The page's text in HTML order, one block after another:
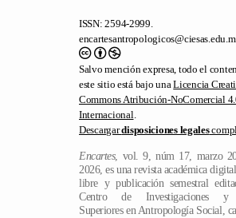
ISSN: 2594-2999.
Salvo mención expresa, todo el
este sitio está bajo unaLicencia
Commons Atribución-NoComercial
Internacional
Descargardisposiciones legales
Encartes, vol. 9, núm 17, marzo
2026, es una revista académica
libre y publicación semestral
Centro de Investigaciones y
Superiores en Antropología Social,